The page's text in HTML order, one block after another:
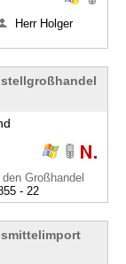
Herr Holger
Großhandel
- 22